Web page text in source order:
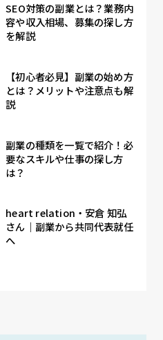
SEO対策の副業とは？業務内
容や収入相場、募集の探し方
を解説
【初心者必見】副業の始め方
とは？メリットや注意点も解
説
副業の種類を一覧で紹介！必
要なスキルや仕事の探し方
は？
heart relation・安倉 知弘
さん｜副業から共同代表就任
へ